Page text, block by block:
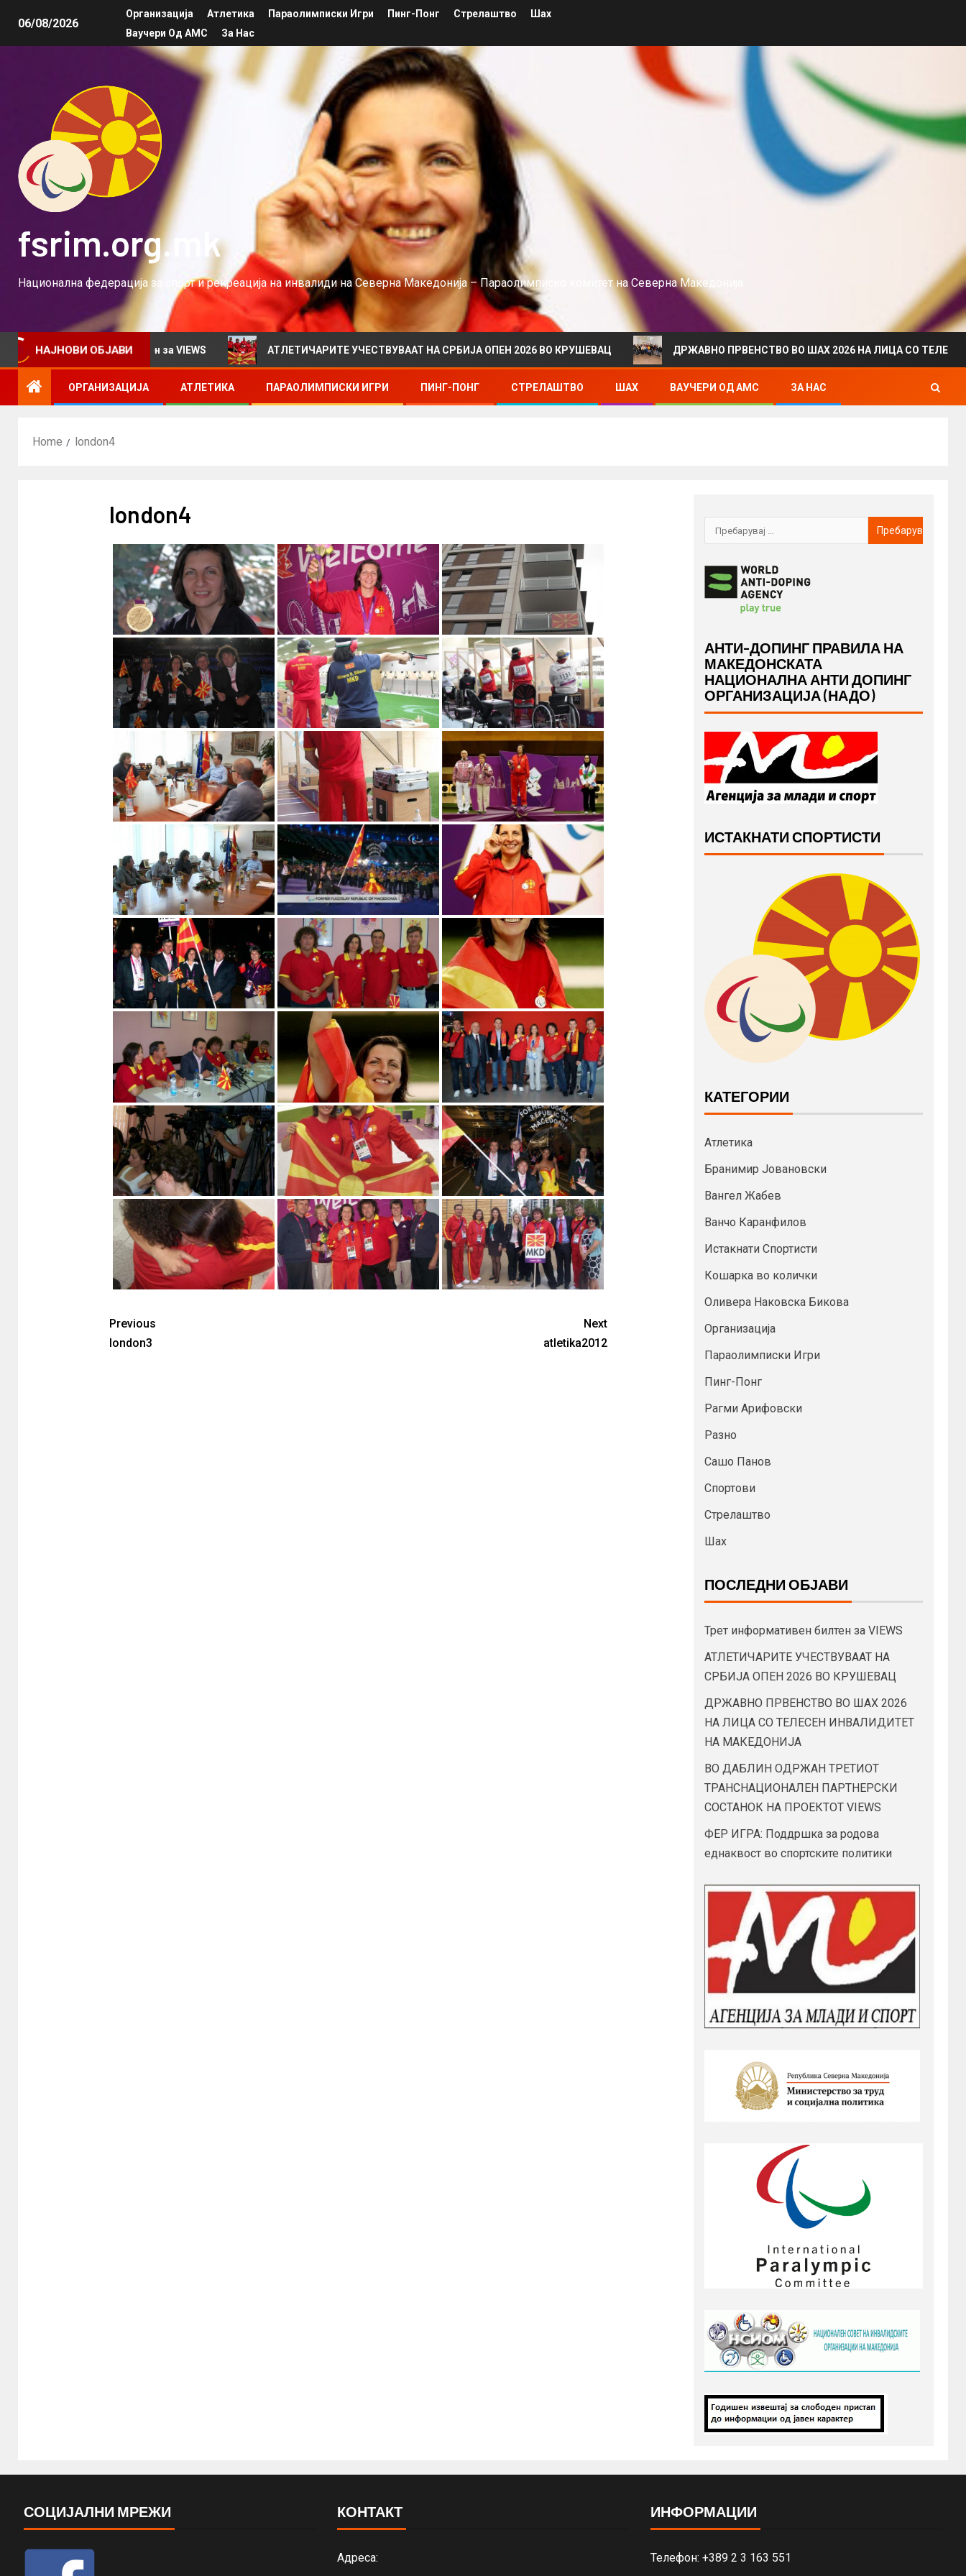
06/08/2026
Организација Атлетика Параолимписки Игри Пинг-Понг Стрелаштво
Шах
Ваучери Од АМС
За Нас
fsrim.org.mk
Национална федерација за спорт и рекреација на инвалиди на Северна Македонија – Параолимписко комитет на Северна Македонија
НАЈНОВИ ОБЈАВИ
билтен за VIEWS АТЛЕТИЧАРИТЕ УЧЕСТВУВААТ НА СРБИЈА ОПЕН 2026 ВО КРУШЕВАЦ ДРЖАВНО ПРВЕНСТВО ВО ШАХ 2026 НА ЛИЦА СО ТЕЛЕСЕН
ОРГАНИЗАЦИЈА АТЛЕТИКА ПАРАОЛИМПИСКИ ИГРИ ПИНГ-ПОНГ СТРЕЛАШТВО ШАХ ВАУЧЕРИ ОД АМС ЗА НАС
Home london4
london4
Previous
london3
Next
atletika2012
АНТИ-ДОПИНГ ПРАВИЛА НА
МАКЕДОНСКАТА
НАЦИОНАЛНА АНТИ ДОПИНГ
ОРГАНИЗАЦИЈА (НАДО)
ИСТАКНАТИ СПОРТИСТИ
КАТЕГОРИИ
Атлетика
Бранимир Јовановски
Вангел Жабев
Ванчо Каранфилов
Истакнати Спортисти
Кошарка во колички
Оливера Наковска Бикова
Организација
Параолимписки Игри
Пинг-Понг
Рагми Арифовски
Разно
Сашо Панов
Спортови
Стрелаштво
Шах
ПОСЛЕДНИ ОБЈАВИ
Трет информативен билтен за VIEWS
АТЛЕТИЧАРИТЕ УЧЕСТВУВААТ НА
СРБИЈА ОПЕН 2026 ВО КРУШЕВАЦ
ДРЖАВНО ПРВЕНСТВО ВО ШАХ 2026
НА ЛИЦА СО ТЕЛЕСЕН ИНВАЛИДИТЕТ
НА МАКЕДОНИЈА
ВО ДАБЛИН ОДРЖАН ТРЕТИОТ
ТРАНСНАЦИОНАЛЕН ПАРТНЕРСКИ
СОСТАНОК НА ПРОЕКТОТ VIEWS
ФЕР ИГРА: Поддршка за родова
еднаквост во спортските политики
СОЦИЈАЛНИ МРЕЖИ КОНТАКТ
Адреса:
ИНФОРМАЦИИ
Телефон: +389 2 3 163 551